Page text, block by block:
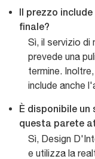
Il prezzo
finale?
Sì, il servizio di
prevede una
termine.
include anche
È disponibile
questa parete
Sì, Design
e utilizza la